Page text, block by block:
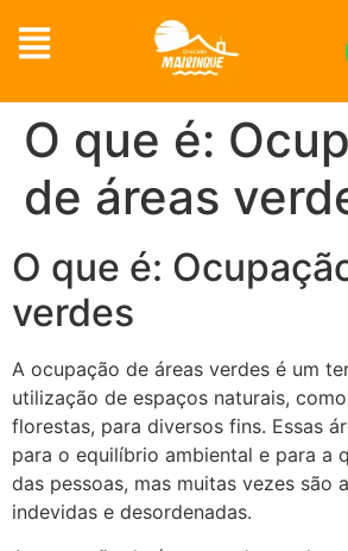
O que é:
de áreas
O que é:
verdes
A ocupação de áreas verdes é um
utilização de espaços naturais,
florestas, para diversos fins. Essas
para o equilíbrio ambiental e para a
das pessoas, mas muitas vezes são
indevidas e desordenadas.